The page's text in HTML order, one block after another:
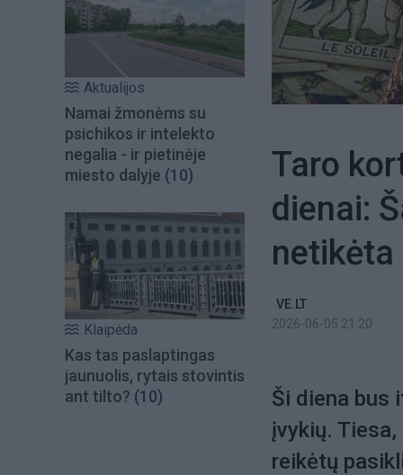
Aktualijos
Namai žmonėms su
psichikos ir intelekto
negalia - ir pietinėje
miesto dalyje (10)
Klaipėda
Kas tas paslaptingas
jaunuolis, rytais stovintis
ant tilto? (10)
Taro
dienai:
netikėta
VE.LT
2026-06-05 21:20
Ši diena bus
įvykių.
reikėtų